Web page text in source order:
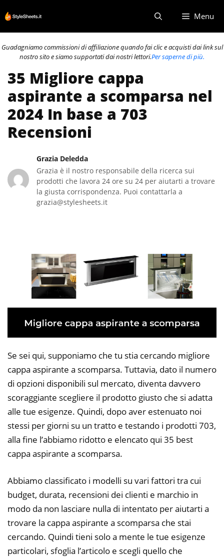
al
contenuto
Menu
Guadagniamo commissioni di affiliazione quando fai clic e acquisti dai link sul
nostro sito e siamo supportati dai nostri lettori.Per saperne di più.
35 Migliore cappa
aspirante a scomparsa nel
2024 In base a 703
Recensioni
Grazia Deledda
Grazia è il nostro responsabile della ricerca sui
prodotti che lavora 24 ore su 24 per aiutarti a trovare
la giusta corrispondenza. Puoi contattarla a
grazia@stylesheets.it
Se sei qui, supponiamo che tu stia cercando migliore
cappa aspirante a scomparsa. Tuttavia, dato il numero
di opzioni disponibili sul mercato, diventa davvero
scoraggiante scegliere il prodotto giusto che si adatta
alle tue esigenze. Quindi, dopo aver estenuato noi
stessi per giorni su un tratto e testando i prodotti 703,
alla fine l’abbiamo ridotto e elencato qui 35 best
cappa aspirante a scomparsa.
Abbiamo classificato i modelli su vari fattori tra cui
budget, durata, recensioni dei clienti e marchio in
modo da non lasciare nulla di intentato per aiutarti a
trovare la cappa aspirante a scomparsa che stai
cercando. Quindi tieni solo a mente le tue esigenze
particolari, sfoglia l’articolo e scegli quello che